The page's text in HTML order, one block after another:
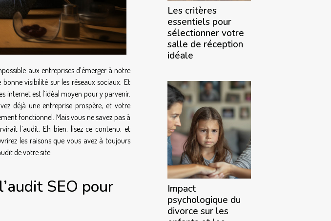
aux entreprises d’émerger à notre
bonne visibilité sur les réseaux sociaux. Et
internet est l’idéal moyen pour y parvenir.
déjà une entreprise prospère, et votre
fonctionnel. Mais vous ne savez pas à
l’audit. Eh bien, lisez ce contenu, et
les raisons que vous avez à toujours
de votre site.
SEO pour
Les critères
essentiels pour
sélectionner votre
salle de réception
idéale
Impact
psychologique du
divorce sur les